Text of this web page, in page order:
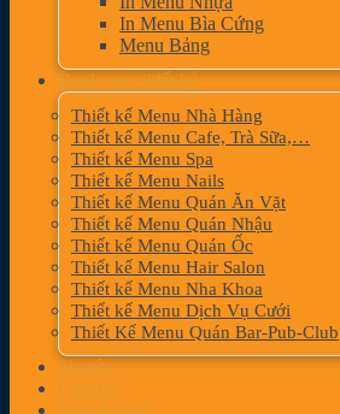
In Menu Bìa Cứng
Menu Bảng
Danh mục thiết kế
Thiết kế Menu Nhà Hàng
Thiết kế Menu Cafe, Trà Sữa,…
Thiết kế Menu Spa
Thiết kế Menu Nails
Thiết kế Menu Quán Ăn Vặt
Thiết kế Menu Quán Nhậu
Thiết kế Menu Quán Ốc
Thiết kế Menu Hair Salon
Thiết kế Menu Nha Khoa
Thiết kế Menu Dịch Vụ Cưới
Thiết Kế Menu Quán Bar-Pub-Club
Tin tức
Liên hệ
Khách hàng